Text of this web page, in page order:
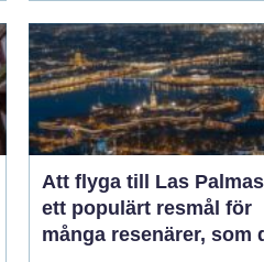
Att flyga till Las
ett populärt resmål för
många resenärer, som